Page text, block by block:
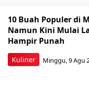
Kuliner
10 Buah Populer di
Namun Kini Mulai
Hampir Punah
Minggu, 9 Agu